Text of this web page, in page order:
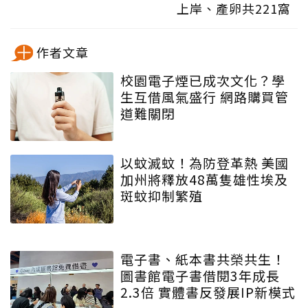
上岸、產卵共221窩
作者文章
校園電子煙已成次文化？學
生互借風氣盛行 網路購買管
道難關閉
以蚊滅蚊！為防登革熱 美國
加州將釋放48萬隻雄性埃及
斑蚊抑制繁殖
電子書、紙本書共榮共生！
圖書館電子書借閱3年成長
2.3倍 實體書反發展IP新模式